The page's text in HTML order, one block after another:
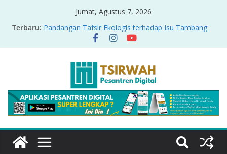
Jumat, Agustus 7, 2026
Terbaru: Pandangan Tafsir Ekologis terhadap Isu Tambang
Nikel di Raja Ampat
PRODUK RELASI KUASA-IDIOLOGI PADA TAFSIR
Sirah Nabawiyah
Oversharing dan Privasi dalam Al-Qur’an: “Ketika
Ayat Bicara Soal Curhat di Sosmed”
Menyikapi Fatherless, Kisah Lukman Menjadi
Cerminan